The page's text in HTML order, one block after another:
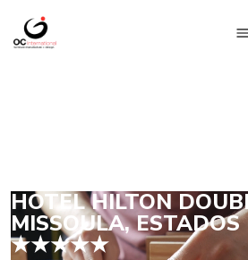
HOTEL HILTON
MISSOULA, ESTADOS
★★★★★